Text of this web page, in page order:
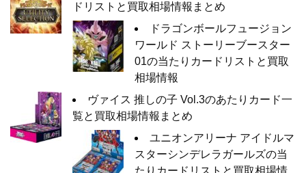
ドリストと買取相場情報まとめ
ドラゴンボールフュージョン
ワールド ストーリーブースター
01の当たりカードリストと買取
相場情報
ヴァイス 推しの子 Vol.3のあたりカード一
覧と買取相場情報まとめ
ユニオンアリーナ アイドルマ
スターシンデレラガールズの当
たりカードリストと買取相場情